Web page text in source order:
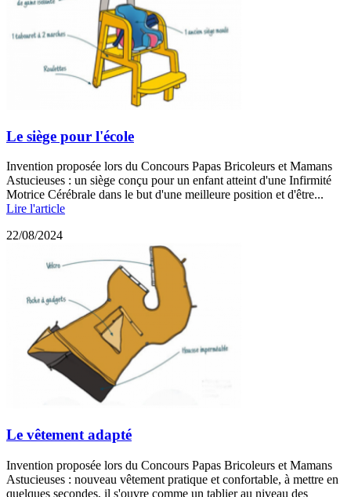
Le siège pour l'école
Invention proposée lors du Concours Papas Bricoleurs et Mamans
Astucieuses : un siège conçu pour un enfant atteint d'une Infirmité
Motrice Cérébrale dans le but d'une meilleure position et d'être...
Lire l'article
22/08/2024
Le vêtement adapté
Invention proposée lors du Concours Papas Bricoleurs et Mamans
Astucieuses : nouveau vêtement pratique et confortable, à mettre en
quelques secondes, il s'ouvre comme un tablier au niveau des